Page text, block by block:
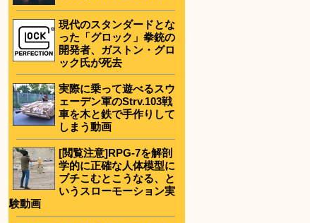
現代のスタンダードとな
った「グロック」拳銃の
開発者、ガストン・グロ
ック氏が死去
実際に乗って遊べるスウ
ェーデン軍のStrv.103戦
車を木と鉄で手作りして
しまう動画
[閲覧注意]RPG-7を解剖
学的に正確な人体模型に
ブチこむとこうなる、と
いうスローモーション実
験動画